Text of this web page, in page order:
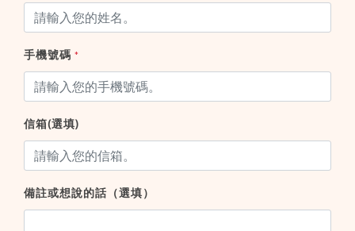
手機號碼 *
信箱(選填)
備註或想說的話（選填）